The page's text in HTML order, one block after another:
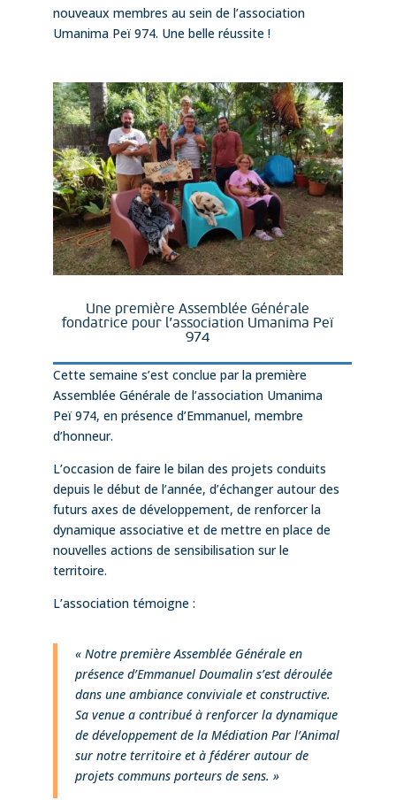
nouveaux membres au sein de l’association
Umanima Peï 974. Une belle réussite !
Une première Assemblée Générale
fondatrice pour l’association Umanima Peï
974
Cette semaine s’est conclue par la première
Assemblée Générale de l’association Umanima
Peï 974, en présence d’Emmanuel, membre
d’honneur.
L’occasion de faire le bilan des projets conduits
depuis le début de l’année, d’échanger autour des
futurs axes de développement, de renforcer la
dynamique associative et de mettre en place de
nouvelles actions de sensibilisation sur le
territoire.
L’association témoigne :
« Notre première Assemblée Générale en
présence d’Emmanuel Doumalin s’est déroulée
dans une ambiance conviviale et constructive.
Sa venue a contribué à renforcer la dynamique
de développement de la Médiation Par l’Animal
sur notre territoire et à fédérer autour de
projets communs porteurs de sens. »